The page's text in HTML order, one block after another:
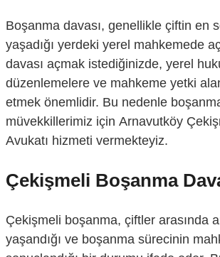
Boşanma davası, genellikle çiftin en
yaşadığı yerdeki yerel mahkemede
davası açmak istediğinizde, yerel
düzenlemelere ve mahkeme yetki
etmek önemlidir. Bu nedenle
müvekkillerimiz için Arnavutköy
Avukatı hizmeti vermekteyiz.
Çekişmeli Boşanma
Çekişmeli boşanma, çiftler arasında
yaşandığı ve boşanma sürecinin